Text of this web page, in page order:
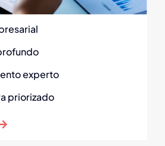
experto
priorizado